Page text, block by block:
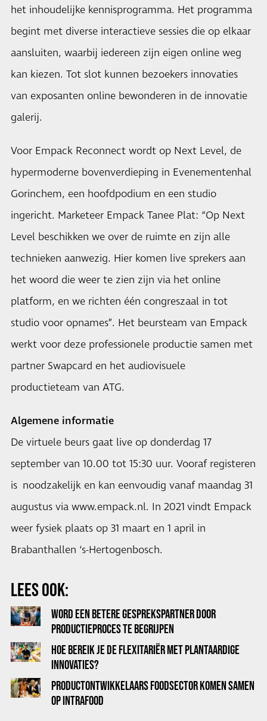
het inhoudelijke kennisprogramma. Het programma
begint met diverse interactieve sessies die op elkaar
aansluiten, waarbij iedereen zijn eigen online weg
kan kiezen. Tot slot kunnen bezoekers innovaties
van exposanten online bewonderen in de innovatie
galerij.
Voor Empack Reconnect wordt op Next Level, de
hypermoderne bovenverdieping in Evenementenhal
Gorinchem, een hoofdpodium en een studio
ingericht. Marketeer Empack Tanee Plat: “Op Next
Level beschikken we over de ruimte en zijn alle
technieken aanwezig. Hier komen live sprekers aan
het woord die weer te zien zijn via het online
platform, en we richten één congreszaal in tot
studio voor opnames”. Het beursteam van Empack
werkt voor deze professionele productie samen met
partner Swapcard en het audiovisuele
productieteam van ATG.
Algemene informatie
De virtuele beurs gaat live op donderdag 17
september van 10.00 tot 15:30 uur. Vooraf registeren
is noodzakelijk en kan eenvoudig vanaf maandag 31
augustus via www.empack.nl. In 2021 vindt Empack
weer fysiek plaats op 31 maart en 1 april in
Brabanthallen ‘s-Hertogenbosch.
LEES OOK:
WORD EEN BETERE GESPREKSPARTNER DOOR
PRODUCTIEPROCES TE BEGRIJPEN
HOE BEREIK JE DE FLEXITARIËR MET PLANTAARDIGE
INNOVATIES?
PRODUCTONTWIKKELAARS FOODSECTOR KOMEN SAMEN
OP INTRAFOOD